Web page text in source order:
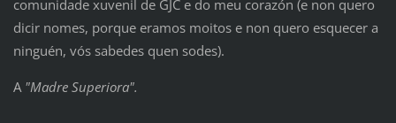
comunidade xuvenil de GJC e do meu corazón (e non quero
dicir nomes, porque eramos moitos e non quero esquecer a
ninguén, vós sabedes quen sodes).
A "Madre Superiora".